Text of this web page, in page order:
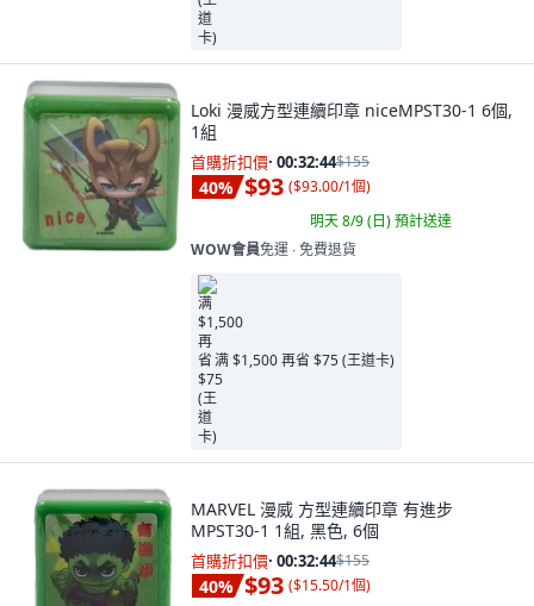
Loki 漫威方型連續印章 niceMPST30-1 6個,
1組
首購折扣價· 00:32:42$155
40% $93 ($93.00/1個)
明天 8/9 (日)預計送達
WOW會員免運 ∙ 免費退貨
满 $1,500 再省 $75 (王道卡)
MARVEL 漫威 方型連續印章 有進步
MPST30-1 1組, 黑色, 6個
首購折扣價· 00:32:42$155
40% $93 ($15.50/1個)